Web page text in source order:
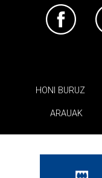
HONI BURUZ
ARAUAK